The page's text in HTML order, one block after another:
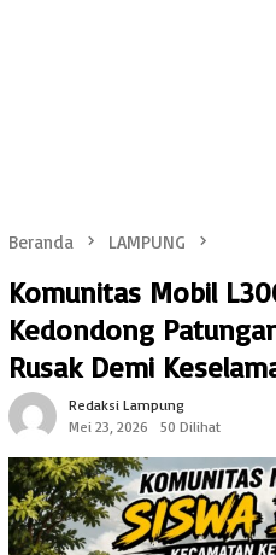
Beranda LAMPUNG
Komunitas Mobil
Kedondong
Rusak Demi
Redaksi Lampung
Mei 23, 2026
50 Dilihat